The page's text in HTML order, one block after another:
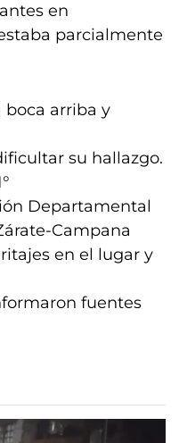
en
parcialmente
boca arriba y
su hallazgo.
Departamental
Campana
en el lugar y
fuentes